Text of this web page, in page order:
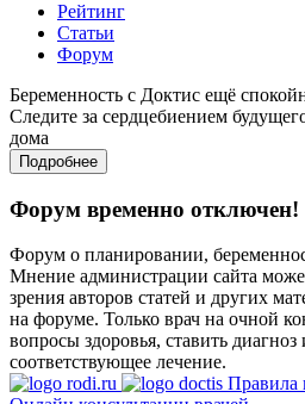
Рейтинг
Статьи
Форум
Беременность с Доктис ещё
Следите за сердцебиением
дома
Подробнее
Форум временно отключен!
Форум о планировании,
Мнение администрации сайта
зрения авторов статей и других
на форуме. Только врач на очной
вопросы здоровья, ставить диагноз
соответствующее лечение.
Правила